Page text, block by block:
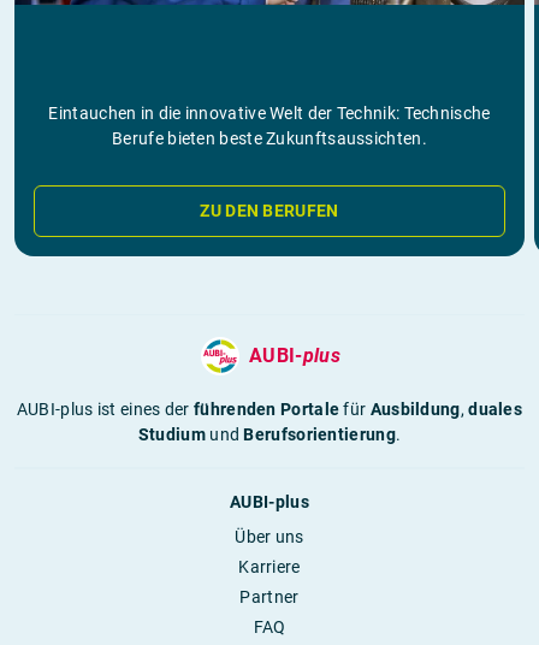
Eintauchen in die innovative Welt der Technik: Technische
Berufe bieten beste Zukunftsaussichten.
ZU DEN BERUFEN
AUBI-plus
AUBI-plus ist eines derführenden Portalefür Ausbildung,duales
StudiumundBerufsorientierung.
AUBI-plus
Über uns
Karriere
Partner
FAQ